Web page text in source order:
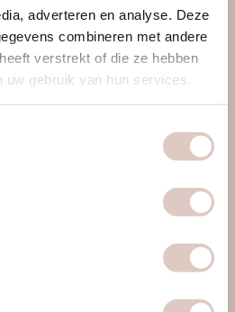
adverteren en analyse. Deze
combineren met andere
verstrekt of die ze hebben
gebruik van hun services.
TO
(hot) workouts je
Bij bbb Amsterdam
& leefstijl. Lees